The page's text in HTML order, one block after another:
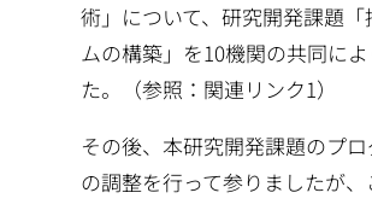
術」について、研究開発課題
ムの構築」を10機関の共同に
た。（参照：関連リンク1）
その後、本研究開発課題のプ
の調整を行って参りましたが